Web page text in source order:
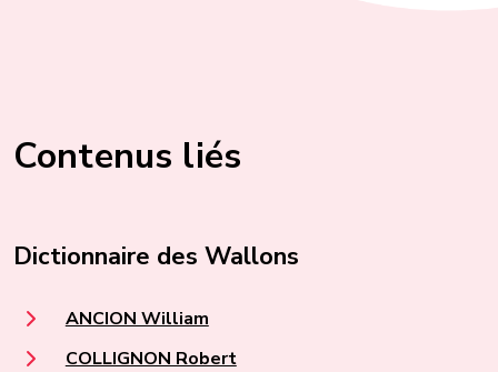
Contenus liés
Dictionnaire des Wallons
ANCION William
COLLIGNON Robert